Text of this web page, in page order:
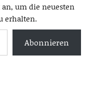
um die neuesten
erhalten.
Abonnieren